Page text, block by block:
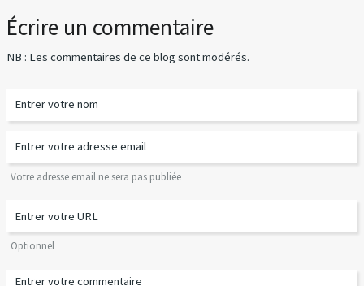
Écrire un commentaire
NB : Les commentaires de ce blog sont modérés.
Votre adresse email ne sera pas publiée
Optionnel